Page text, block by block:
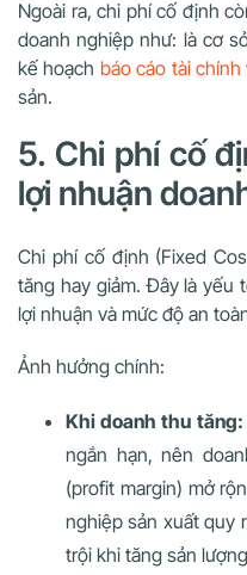
Ngoài ra, chi phí cố định
doanh nghiệp như: là cơ
kế hoạch báo cáo tài chính
sản.
5. Chi phí cố
lợi nhuận
Chi phí cố định (Fixed
tăng hay giảm. Đây là yếu
lợi nhuận và mức độ an
Ảnh hưởng chính:
Khi doanh thu tăng:
ngắn hạn, nên
(profit margin) mở
nghiệp sản xuất quy
trội khi tăng sản